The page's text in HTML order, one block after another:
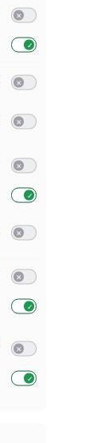
zu Verwendung reduzierter
zu Erstellung von Profilen für
zu Verwendung von Profilen
zu Messung der Werbeleistung
zu Messung der Performance
zu Analyse von Zielgruppen
zu Entwicklung und